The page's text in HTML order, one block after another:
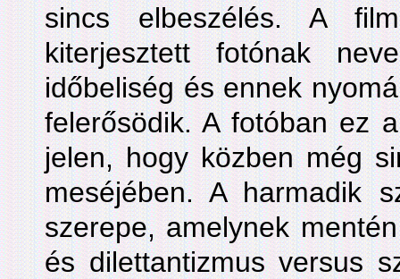
sincs elbeszélés. A
kiterjesztett fotónak
időbeliség és ennek
felerősödik. A fotóban ez
jelen, hogy közben még
meséjében. A harmadik
szerepe, amelynek
és dilettantizmus versus